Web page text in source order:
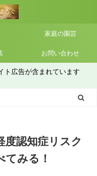
家庭の園芸
お問い合わせ
ト広告が含まれています
度認知症リスク
てみる！